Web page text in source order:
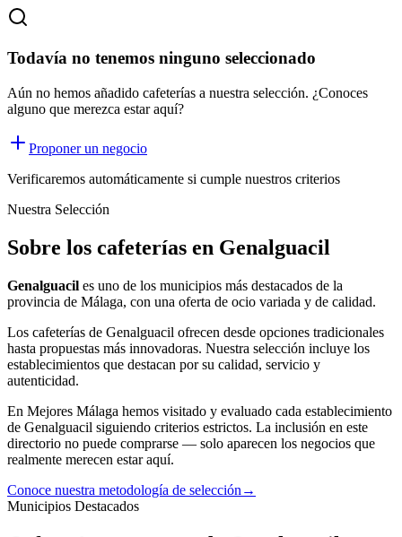
Todavía no tenemos ninguno seleccionado
Aún no hemos añadido cafeterías a nuestra selección. ¿Conoces
alguno que merezca estar aquí?
Proponer un negocio
Verificaremos automáticamente si cumple nuestros criterios
Nuestra Selección
Sobre los cafeterías en Genalguacil
Genalguacil es uno de los municipios más destacados de la
provincia de Málaga, con una oferta de ocio variada y de calidad.
Los cafeterías de Genalguacil ofrecen desde opciones tradicionales
hasta propuestas más innovadoras. Nuestra selección incluye los
establecimientos que destacan por su calidad, servicio y
autenticidad.
En Mejores Málaga hemos visitado y evaluado cada establecimiento
de Genalguacil siguiendo criterios estrictos. La inclusión en este
directorio no puede comprarse — solo aparecen los negocios que
realmente merecen estar aquí.
Conoce nuestra metodología de selección →
Municipios Destacados